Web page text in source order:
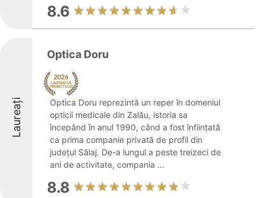
8.6
Laureați
Optica Doru
Optica Doru reprezintă un reper în domeniul
opticii medicale din Zalău, istoria sa
începând în anul 1990, când a fost înființată
ca prima companie privată de profil din
județul Sălaj. De-a lungul a peste treizeci de
ani de activitate, compania ...
8.8